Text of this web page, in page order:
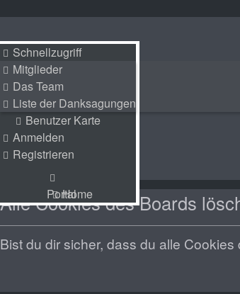
Schnellzugriff
Mitglieder
Das Team
Liste der Danksagungen
Benutzer Karte
Anmelden
Registrieren
PortalHome
Schnellzugriff
Mitglieder
Das Team
Liste der Danksagungen
Benutzer Karte
Anmelden
Registrieren
Alle Cookies des Boards
Bist du dir sicher, dass du alle